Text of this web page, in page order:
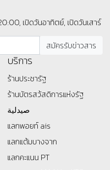
เปิดวันอาทิตย์, เปิดวันเสาร์
บริการ
ร้านประชารัฐ
ร้านบัตรสว้สดิการแห่งรัฐ
صيدلية
แลกพอยท์ ais
แลกแต้มบางจาก
แลกคะแนน PT